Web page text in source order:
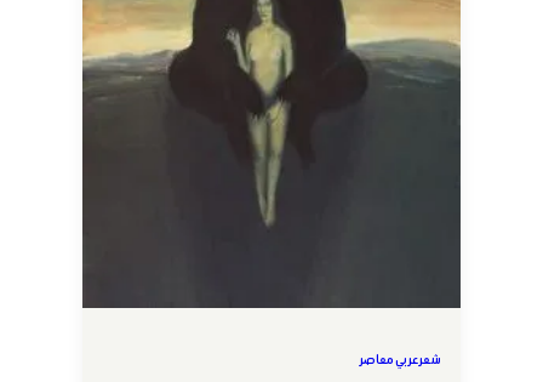
شعر عربي معاصر